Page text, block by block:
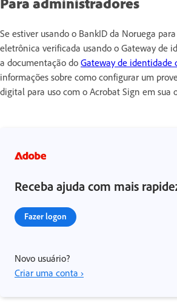
Se estiver usando o BankID da Noruega
eletrônica verificada usando o Gateway de
a documentação do Gateway de identidade
informações sobre como configurar um
digital para uso com o Acrobat Sign em sua
Receba ajuda com mais
Fazer logon
Novo usuário?
Criar uma conta ›